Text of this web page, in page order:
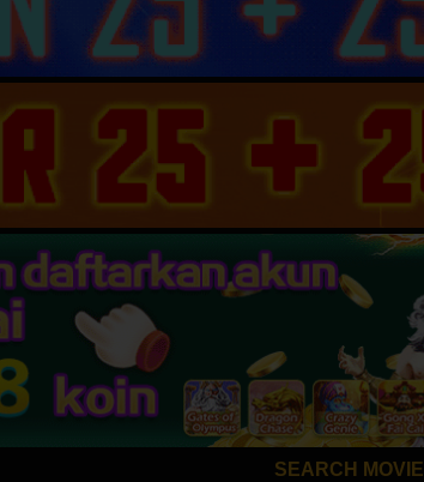
SEARCH MOVIE